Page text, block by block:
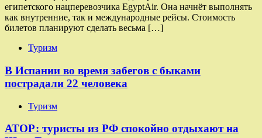
египетского нацперевозчика EgyptAir. Она начнёт выполнять
как внутренние, так и международные рейсы. Стоимость
билетов планируют сделать весьма […]
Туризм
В Испании во время забегов с быками
пострадали 22 человека
Туризм
АТОР: туристы из РФ спокойно отдыхают на